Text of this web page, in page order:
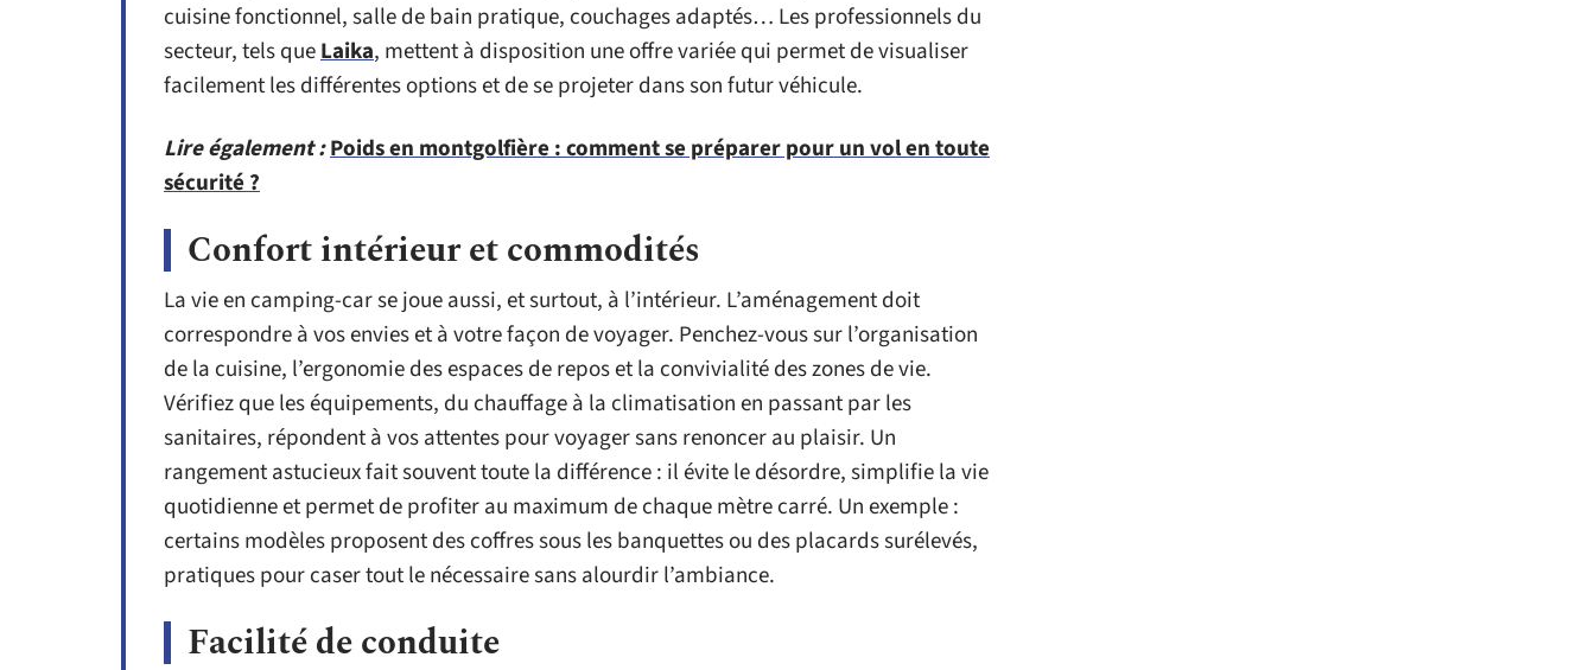
cuisine fonctionnel, salle de bain pratique, couchages adaptés… Les professionnels du
secteur, tels queLaika, mettent à disposition une offre variée qui permet de visualiser
facilement les différentes options et de se projeter dans son futur véhicule.
Lire également :Poids en montgolfière : comment se préparer pour un vol en toute
sécurité ?
Confort intérieur et commodités
La vie en camping-car se joue aussi, et surtout, à l’intérieur. L’aménagement doit
correspondre à vos envies et à votre façon de voyager. Penchez-vous sur l’organisation
de la cuisine, l’ergonomie des espaces de repos et la convivialité des zones de vie.
Vérifiez que les équipements, du chauffage à la climatisation en passant par les
sanitaires, répondent à vos attentes pour voyager sans renoncer au plaisir. Un
rangement astucieux fait souvent toute la différence : il évite le désordre, simplifie la vie
quotidienne et permet de profiter au maximum de chaque mètre carré. Un exemple :
certains modèles proposent des coffres sous les banquettes ou des placards surélevés,
pratiques pour caser tout le nécessaire sans alourdir l’ambiance.
Facilité de conduite